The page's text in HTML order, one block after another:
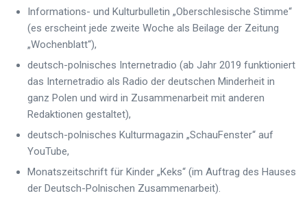
Informations- und Kulturbulletin „Oberschlesische Stimme“
(es erscheint jede zweite Woche als Beilage der Zeitung
„Wochenblatt“),
deutsch-polnisches Internetradio (ab Jahr 2019 funktioniert
das Internetradio als Radio der deutschen Minderheit in
ganz Polen und wird in Zusammenarbeit mit anderen
Redaktionen gestaltet),
deutsch-polnisches Kulturmagazin „SchauFenster“ auf
YouTube,
Monatszeitschrift für Kinder „Keks“ (im Auftrag des Hauses
der Deutsch-Polnischen Zusammenarbeit).